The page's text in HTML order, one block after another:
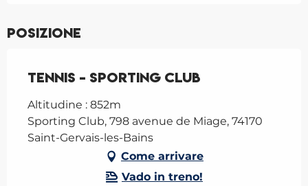
Posizione
Tennis - Sporting club
Altitudine : 852m
Sporting Club, 798 avenue de Miage, 74170
Saint-Gervais-les-Bains
Come arrivare
Vado in treno!